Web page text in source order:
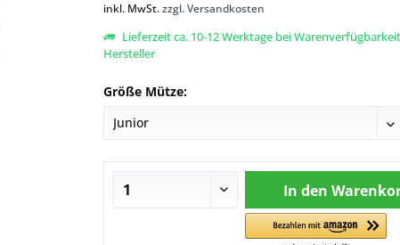
inkl. MwSt.zzgl. Versandkosten
Lieferzeit ca. 10-12 Werktage bei
Hersteller
Größe Mütze:
In den